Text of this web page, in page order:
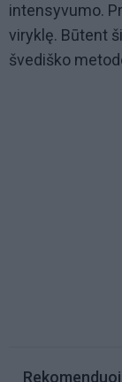
intensyvumo.
viryklę. Būtent
švediško